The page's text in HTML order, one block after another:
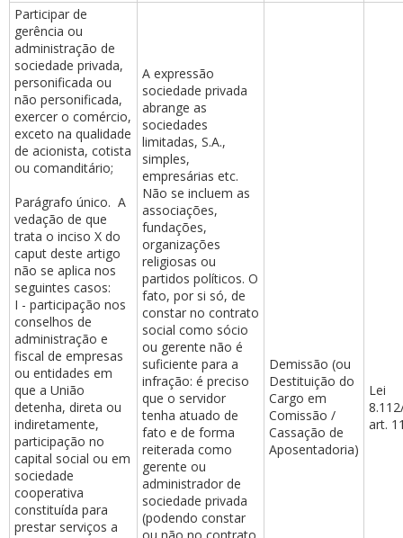
Participar de
gerência ou
administração de
sociedade privada,
personificada ou
não personificada,
exercer o comércio,
exceto na qualidade
de acionista, cotista
ou comanditário;
Parágrafo único. A
vedação de que
trata o inciso X do
caput deste artigo
não se aplica nos
seguintes casos:
I - participação nos
conselhos de
administração e
fiscal de empresas
ou entidades em
que a União
detenha, direta ou
indiretamente,
participação no
capital social ou em
sociedade
cooperativa
constituída para
prestar serviços a
A expressão
sociedade privada
abrange as
sociedades
limitadas, S.A.,
simples,
empresárias etc.
Não se incluem as
associações,
fundações,
organizações
religiosas ou
partidos políticos. O
fato, por si só, de
constar no contrato
social como sócio
ou gerente não é
suficiente para a
infração: é preciso
que o servidor
tenha atuado de
fato e de forma
reiterada como
gerente ou
administrador de
sociedade privada
(podendo constar
Demissão (ou
Destituição do
Cargo em
Comissão /
Cassação de
Aposentadoria)
Lei
art.